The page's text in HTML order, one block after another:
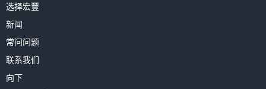
选择宏豐
新闻
常问问题
联系我们
向下